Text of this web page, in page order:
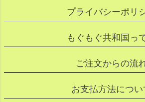
プライバシーポリ
もぐもぐ共和国っ
ご注文からの流
お支払方法につい